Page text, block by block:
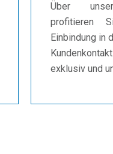
Über
profitieren
Einbindung in
exklusiv und